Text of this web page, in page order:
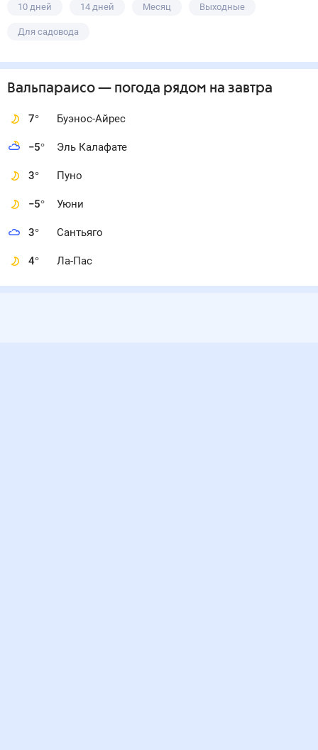
10 дней 14 дней Месяц Выходные
Для садовода
Вальпараисо— погода рядом на завтра
7° Буэнос-Айрес
−5° Эль Калафате
3° Пуно
−5° Уюни
3° Сантьяго
4° Ла-Пас